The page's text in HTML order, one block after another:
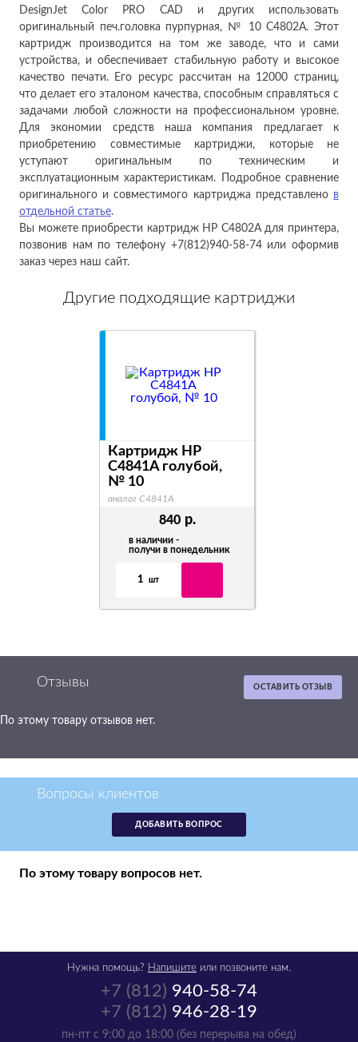
DesignJet Color PRO CAD и других использовать
оригинальный печ.головка пурпурная, № 10 C4802A. Этот
картридж производится на том же заводе, что и сами
устройства, и обеспечивает стабильную работу и высокое
качество печати. Его ресурс рассчитан на 12000 страниц,
что делает его эталоном качества, способным справляться с
задачами любой сложности на профессиональном уровне.
Для экономии средств наша компания предлагает к
приобретению совместимые картриджи, которые не
уступают оригинальным по техническим и
эксплуатационным характеристикам. Подробное сравнение
оригинального и совместимого картриджа представлено в
отдельной статье.
Вы можете приобрести картридж HP C4802A для принтера,
позвонив нам по телефону +7(812)940-58-74 или оформив
заказ через наш сайт.
Другие подходящие картриджи
840 р.
в наличии -
получи в понедельник
1 шт
Картридж HP
C4841A голубой,
№ 10
аналог C4841A
840 р.
в наличии -
1 шт
C4842A желтый,
аналог C4842A
Картридж HP
ОСТАВИТЬ ОТЗЫВ
Отзывы
По этому товару отзывов нет.
ДОБАВИТЬ ВОПРОС
Вопросы клиентов
По этому товару вопросов нет.
+7 (812) 940-58-74
+7 (812) 946-28-19
пн-пт с 9:00 до 18:00 (без перерыва на обед)
Нужна помощь? Напишите или позвоните нам.